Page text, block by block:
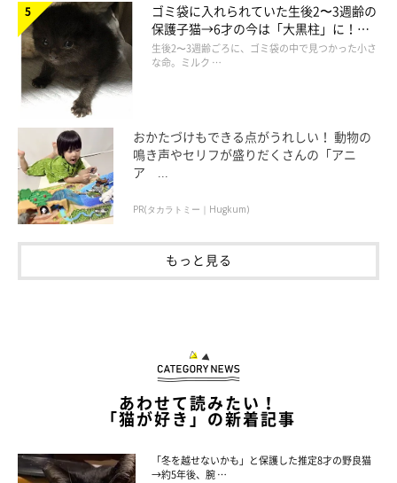
ゴミ袋に入れられていた生後2〜3週齢の
保護子猫→6才の今は「大黒柱」に！
美しい黒猫に成長した姿にグッとくる
生後2〜3週齢ごろに、ゴミ袋の中で見つかった小さ
な命。ミルク …
おかたづけもできる点がうれしい！ 動物の
鳴き声やセリフが盛りだくさんの「アニ
ア ...
PR(タカラトミー｜Hugkum)
もっと見る
あわせて読みたい！
「猫が好き」の新着記事
「冬を越せないかも」と保護した推定8才の野良猫
→約5年後、腕 …